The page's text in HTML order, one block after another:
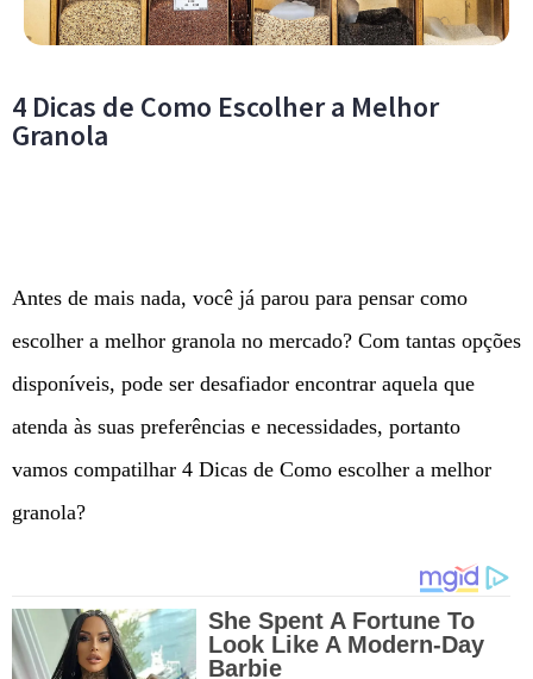
4 Dicas de Como Escolher a Melhor
Granola
Antes de mais nada, você já parou para pensar como
escolher a melhor granola no mercado? Com tantas opções
disponíveis, pode ser desafiador encontrar aquela que
atenda às suas preferências e necessidades, portanto
vamos compatilhar 4 Dicas de Como escolher a melhor
granola?